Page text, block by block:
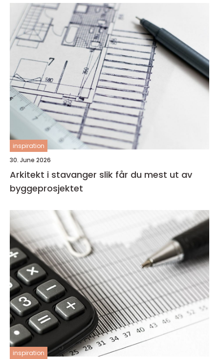
inspiration
30. June 2026
Arkitekt i stavanger slik får du mest ut av
byggeprosjektet
inspiration